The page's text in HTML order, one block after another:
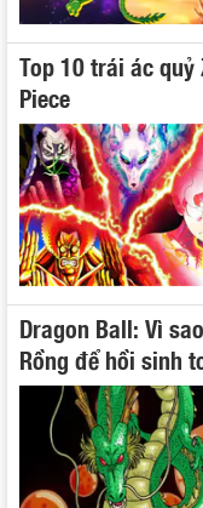
Top 10 trái ác quỷ
Piece
Dragon Ball: Vì
Rồng để hồi sinh